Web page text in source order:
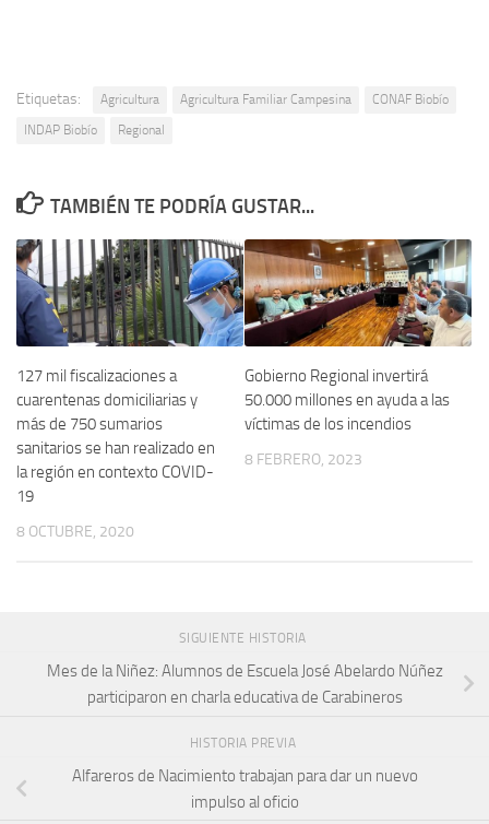
Etiquetas: Agricultura Agricultura Familiar Campesina
CONAF Biobío
INDAP Biobío
Regional
TAMBIÉN TE PODRÍA GUSTAR...
127 mil fiscalizaciones a
cuarentenas domiciliarias y
más de 750 sumarios
sanitarios se han realizado en
la región en contexto COVID-
19
8 OCTUBRE, 2020
Gobierno Regional invertirá
50.000 millones en ayuda a las
víctimas de los incendios
8 FEBRERO, 2023
SIGUIENTE HISTORIA
Mes de la Niñez: Alumnos de Escuela José Abelardo Núñez
participaron en charla educativa de Carabineros
HISTORIA PREVIA
Alfareros de Nacimiento trabajan para dar un nuevo
impulso al oficio